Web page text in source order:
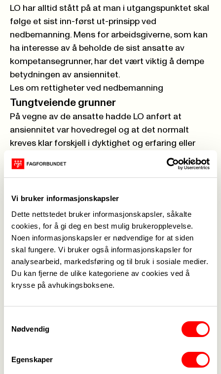
Vi bruker informasjonskapsler
Dette nettstedet bruker informasjonskapsler, såkalte
cookies, for å gi deg en best mulig brukeropplevelse.
Noen informasjonskapsler er nødvendige for at siden
skal fungere. Vi bruker også informasjonskapsler for
analysearbeid, markedsføring og til bruk i sosiale medier.
Du kan fjerne de ulike kategoriene av cookies ved å
krysse på avhukingsboksene.
Nødvendig
Egenskaper
LO har alltid stått på at man i utgangspunktet skal
følge et sist inn-først ut-prinsipp ved
nedbemanning. Mens for arbeidsgiverne, som kan
ha interesse av å beholde de sist ansatte av
kompetansegrunner, har det vært viktig å dempe
betydningen av ansiennitet.
Les om rettigheter ved nedbemanning
Tungtveiende grunner
På vegne av de ansatte hadde LO anført at
ansiennitet var hovedregel og at det normalt
kreves klar forskjell i dyktighet og erfaring eller
andre tungtveiende grunner for å kunne fravike
ansiennitetsrekkefølgen. De vant fram i
en annen konklusjon.
Høyesterett la til grunn at det kan gi: «misvisende
assosiasjoner å karakterisere
ansiennitetsprinsippet som en "hovedregel".» og
at: «… lagmannsretten har krevd mer for at
Skanska kunne fravike ansiennitetsprinsippet i
Hovedavtalen § 8-2 første ledd enn hva regelen
gir grunnlag for. Det er, etter omstendighetene,
kompetanse og dyktighet er vesentlige.»
LO har likevel grunn til å være fornøyd.